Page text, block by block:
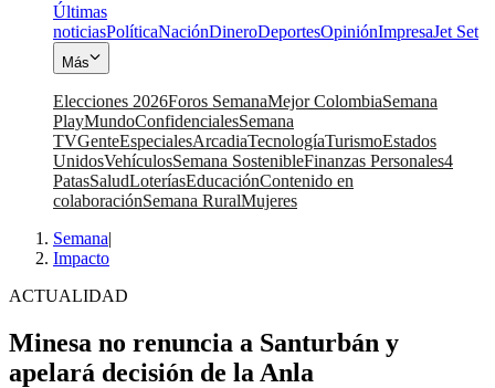
Últimas
noticiasPolíticaNaciónDineroDeportesOpiniónImpresaJet Set
Más
Elecciones 2026Foros SemanaMejor ColombiaSemana
PlayMundoConfidencialesSemana
TVGenteEspecialesArcadiaTecnologíaTurismoEstados
UnidosVehículosSemana SostenibleFinanzas Personales4
PatasSaludLoteríasEducaciónContenido en
colaboraciónSemana RuralMujeres
Semana|
Impacto
ACTUALIDAD
Minesa no renuncia a Santurbán y
apelará decisión de la Anla